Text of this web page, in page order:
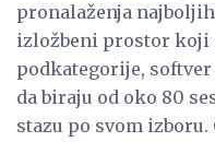
pronalaženja
izložbeni prostor
podkategorije,
da biraju od oko 80
stazu po svom